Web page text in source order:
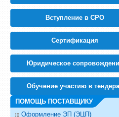
Вступление в СРО
Cертификация
Юридическое
Обучение участию в
ПОМОЩЬ ПОСТАВЩИКУ
Оформление ЭП (ЭЦП)